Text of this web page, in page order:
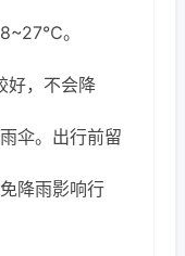
。
好，不会降
伞。出行前留
降雨影响行